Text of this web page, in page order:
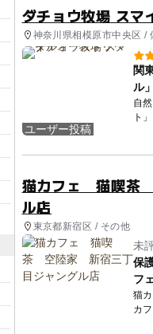
ダチョウ牧場 スマ
神奈川県相模原市中央区 /
ユーザー投稿
関
ル
自
ト
猫カフェ 猫喫茶
ル店
東京都新宿区 / その他
未
保
フ
猫
カ